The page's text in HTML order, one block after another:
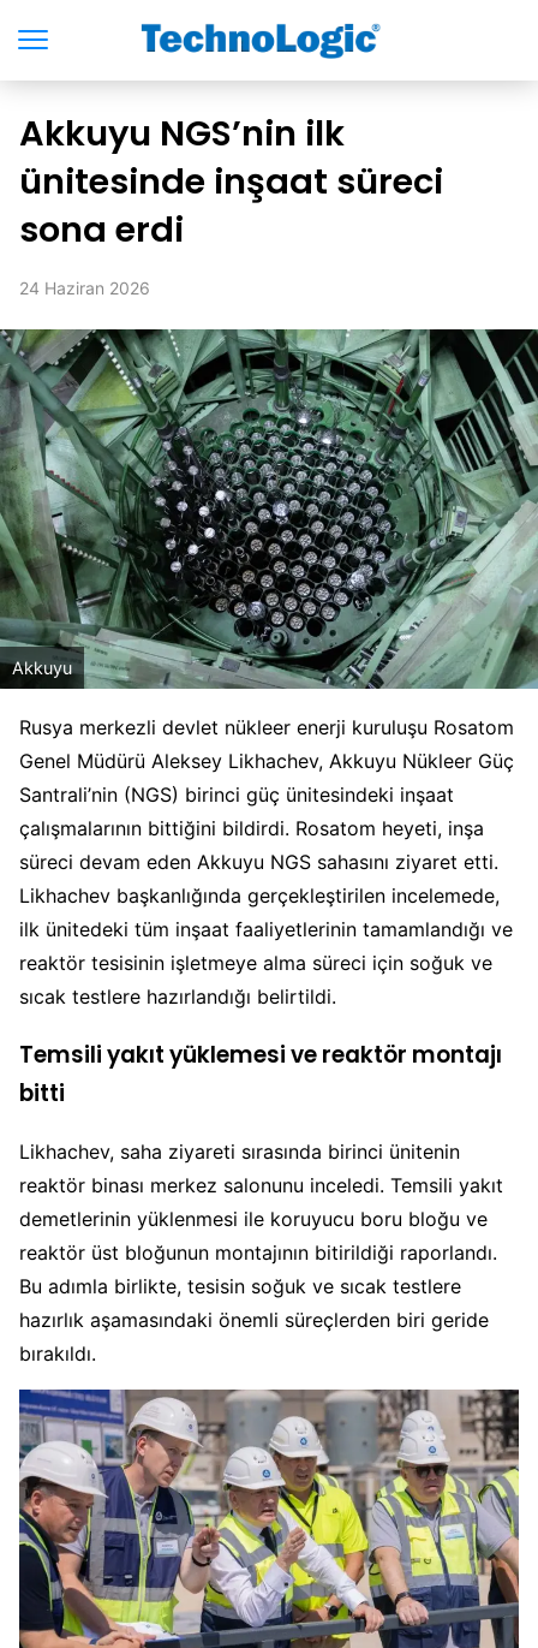
Akkuyu NGS’nin ilk
ünitesinde inşaat süreci
sona erdi
24 Haziran 2026
Akkuyu
Rusya merkezli devlet nükleer enerji kuruluşu Rosatom
Genel Müdürü Aleksey Likhachev, Akkuyu Nükleer Güç
Santrali’nin (NGS) birinci güç ünitesindeki inşaat
çalışmalarının bittiğini bildirdi. Rosatom heyeti, inşa
süreci devam eden Akkuyu NGS sahasını ziyaret etti.
Likhachev başkanlığında gerçekleştirilen incelemede,
ilk ünitedeki tüm inşaat faaliyetlerinin tamamlandığı ve
reaktör tesisinin işletmeye alma süreci için soğuk ve
sıcak testlere hazırlandığı belirtildi.
Temsili yakıt yüklemesi ve reaktör montajı
bitti
Likhachev, saha ziyareti sırasında birinci ünitenin
reaktör binası merkez salonunu inceledi. Temsili yakıt
demetlerinin yüklenmesi ile koruyucu boru bloğu ve
reaktör üst bloğunun montajının bitirildiği raporlandı.
Bu adımla birlikte, tesisin soğuk ve sıcak testlere
hazırlık aşamasındaki önemli süreçlerden biri geride
bırakıldı.